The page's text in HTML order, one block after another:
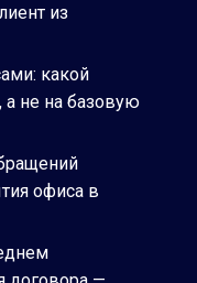
из
какой
а не на базовую
офиса в